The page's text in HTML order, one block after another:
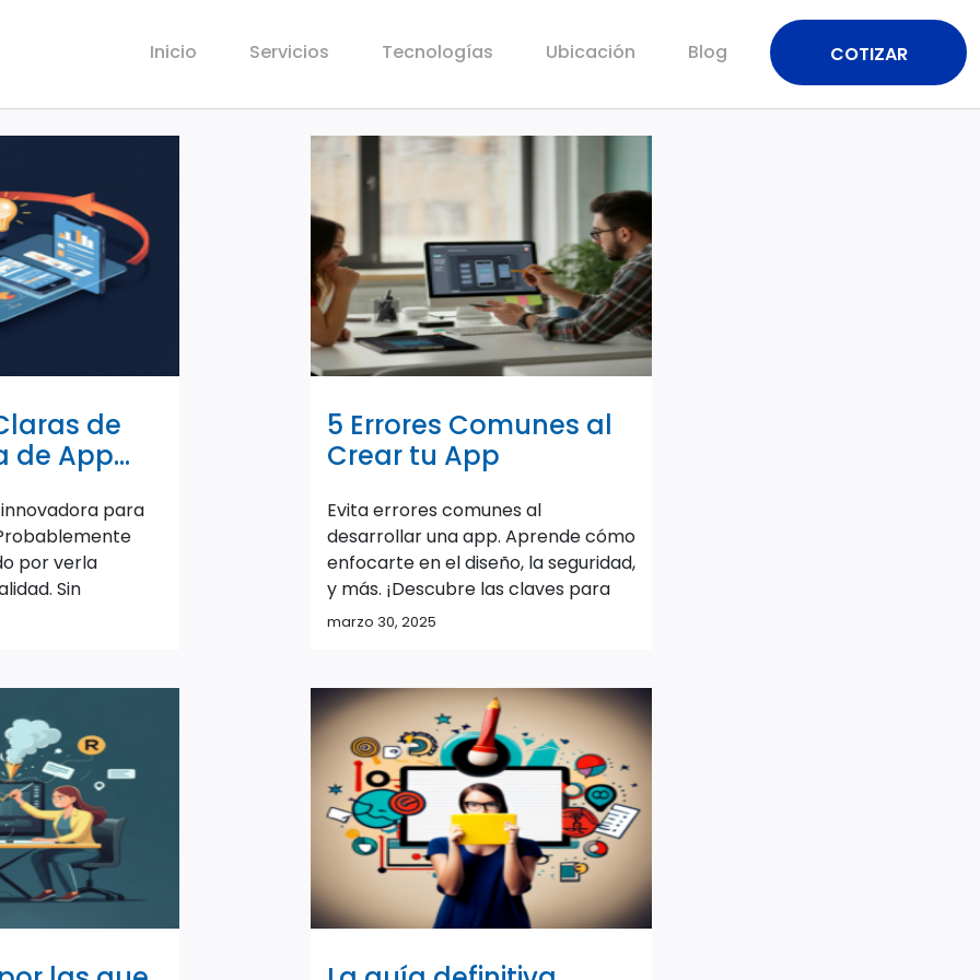
Inicio Servicios Tecnologías Ubicación Blog COTIZAR
de
de App
para
por verla
Sin
entrar de lleno
para dar
construir un
(MVP).En
cómo
5 Errores Comunes al
Crear tu App
Evita errores comunes al
desarrollar una app. Aprende cómo
enfocarte en el diseño, la seguridad,
y más. ¡Descubre las claves para
una app móvil exitosa!
marzo 30, 2025